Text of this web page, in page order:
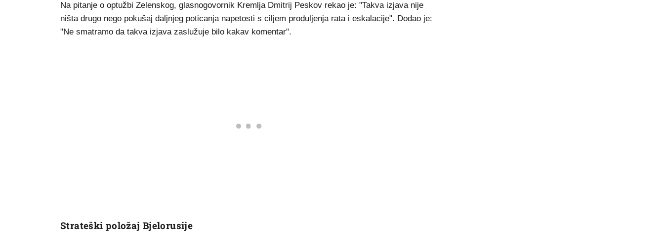
Na pitanje o optužbi Zelenskog, glasnogovornik Kremlja Dmitrij Peskov rekao je: "Takva izjava nije
ništa drugo nego pokušaj daljnjeg poticanja napetosti s ciljem produljenja rata i eskalacije". Dodao je:
"Ne smatramo da takva izjava zaslužuje bilo kakav komentar".
Strateški položaj Bjelorusije